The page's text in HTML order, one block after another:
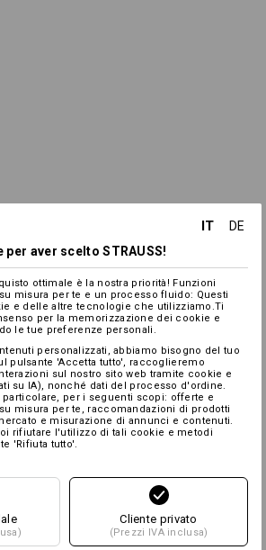
IT
DE
per aver scelto STRAUSS!
ottimale è la nostra priorità! Funzioni
misura per te e un processo fluido: Questi
e delle altre tecnologie che utilizziamo.Ti
per la memorizzazione dei cookie e
le tue preferenze personali.
personalizzati, abbiamo bisogno del tuo
pulsante 'Accetta tutto', raccoglieremo
sul nostro sito web tramite cookie e
su IA), nonché dati del processo d'ordine.
per i seguenti scopi: offerte e
misura per te, raccomandazioni di prodotti
e misurazione di annunci e contenuti.
rifiutare l'utilizzo di tali cookie e metodi
'Rifiuta tutto'.
Cliente privato
(Prezzi IVA inclusa)